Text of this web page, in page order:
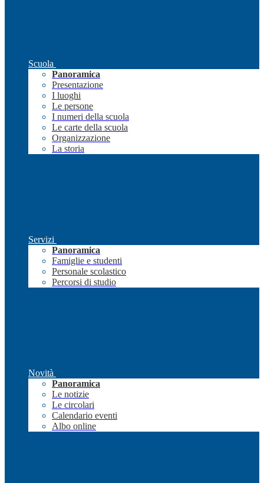
Scuola
Panoramica
Presentazione
I luoghi
Le persone
I numeri della scuola
Le carte della scuola
Organizzazione
La storia
Servizi
Panoramica
Famiglie e studenti
Personale scolastico
Percorsi di studio
Novità
Panoramica
Le notizie
Le circolari
Calendario eventi
Albo online